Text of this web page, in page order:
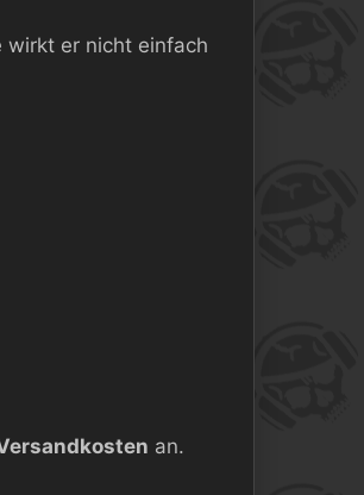
wirkt er nicht einfach
an.